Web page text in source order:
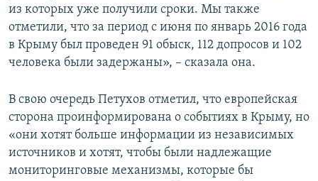
из которых уже получили сроки. Мы также
отметили, что за период с июня по январь 2016 года
в Крыму был проведен 91 обыск, 112 допросов и 102
человека были задержаны», – сказала она.
В свою очередь Петухов отметил, что европейская
сторона проинформирована о событиях в Крыму, но
«они хотят больше информации из независимых
источников и хотят, чтобы были надлежащие
мониторинговые механизмы, которые бы